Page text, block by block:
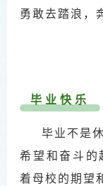
勇敢去踏浪，
毕业快乐
毕业不是休
希望和奋斗的
着母校的期望